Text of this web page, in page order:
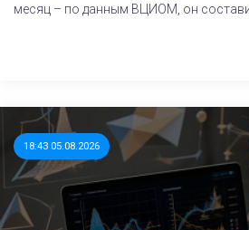
месяц – по данным ВЦИОМ, он
18:43 05.08.2026